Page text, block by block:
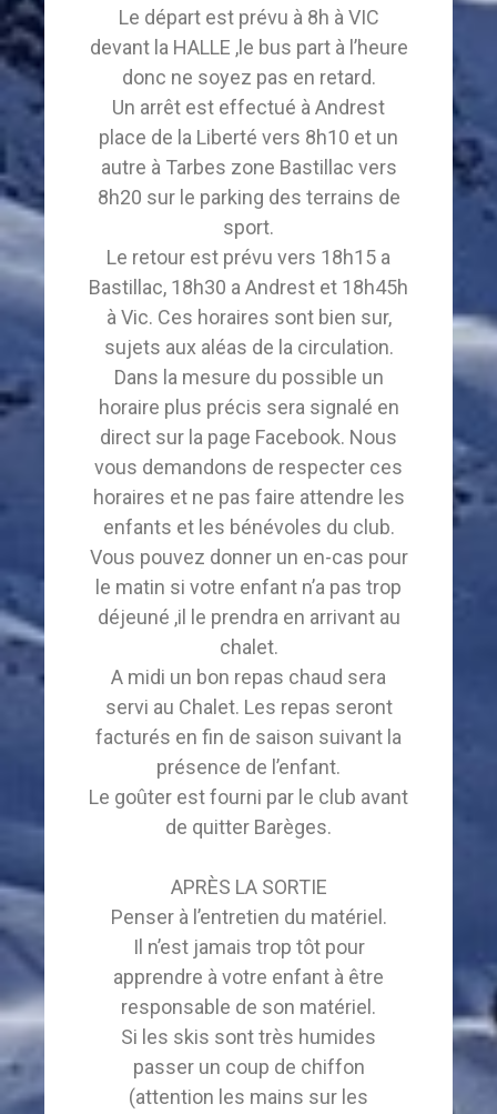
Le départ est prévu à 8h à VIC
devant la HALLE ,le bus part à l’heure
donc ne soyez pas en retard.
Un arrêt est effectué à Andrest
place de la Liberté vers 8h10 et un
autre à Tarbes zone Bastillac vers
8h20 sur le parking des terrains de
sport.
Le retour est prévu vers 18h15 a
Bastillac, 18h30 a Andrest et 18h45h
à Vic. Ces horaires sont bien sur,
sujets aux aléas de la circulation.
Dans la mesure du possible un
horaire plus précis sera signalé en
direct sur la page Facebook. Nous
vous demandons de respecter ces
horaires et ne pas faire attendre les
enfants et les bénévoles du club.
Vous pouvez donner un en-cas pour
le matin si votre enfant n’a pas trop
déjeuné ,il le prendra en arrivant au
chalet.
A midi un bon repas chaud sera
servi au Chalet. Les repas seront
facturés en fin de saison suivant la
présence de l’enfant.
Le goûter est fourni par le club avant
de quitter Barèges.
APRÈS LA SORTIE
Penser à l’entretien du matériel.
Il n’est jamais trop tôt pour
apprendre à votre enfant à être
responsable de son matériel.
Si les skis sont très humides
passer un coup de chiffon
(attention les mains sur les